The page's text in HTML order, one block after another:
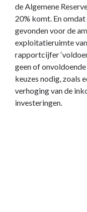
de Algemene
20% komt. En
gevonden voor de
exploitatieruimte
rapportcijfer
geen of
keuzes nodig, zoals
verhoging van de
investeringen.